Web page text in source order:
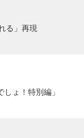
る」再現
ょ！特別編」